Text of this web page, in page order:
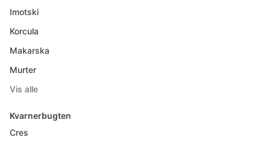
Imotski
Korcula
Makarska
Murter
Vis alle
Kvarnerbugten
Cres